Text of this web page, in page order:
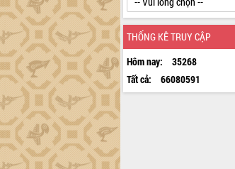
THỐNG KÊ TRUY CẬP
Hôm nay:
35268
Tất cả:
66080591